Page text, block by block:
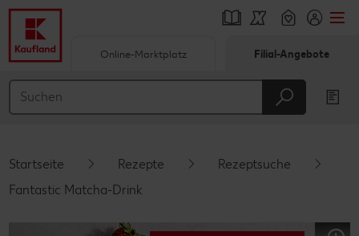
Hauptinhalt
Schwebender Seitenbereich
Online-Marktplatz Filial-Angebote
Startseite Rezepte
Rezeptsuche
Fantastic Matcha-Drink